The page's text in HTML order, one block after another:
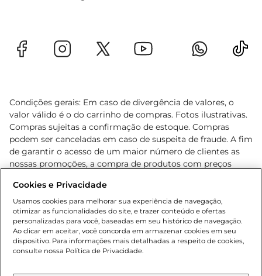
Condições gerais: Em caso de divergência de valores, o
valor válido é o do carrinho de compras. Fotos ilustrativas.
Compras sujeitas a confirmação de estoque. Compras
podem ser canceladas em caso de suspeita de fraude. A fim
de garantir o acesso de um maior número de clientes as
nossas promoções, a compra de produtos com preços
cliente. Os preços, ofertas e condições são exclusivos para
o e-commerce e válidos durante o dia de hoje, podendo
sofrer alterações sem prévia notificação. Proibida a venda
de bebidas alcoólicas para menores de 18 anos, conforme
Lei n.º 8069/90, art. 81, inciso II (Estatuto da Criança e do
Adolescente). Preços e condições exclusivos para o
Cookies e Privacidade
Usamos cookies para melhorar sua experiência de navegação,
otimizar as funcionalidades do site, e trazer conteúdo e ofertas
personalizadas para você, baseadas em seu histórico de navegação.
Ao clicar em aceitar, você concorda em armazenar cookies em seu
dispositivo. Para informações mais detalhadas a respeito de cookies,
consulte nossa Política de Privacidade.